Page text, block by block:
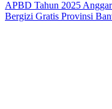
APBD Tahun 2025
Bergizi Gratis Provinsi